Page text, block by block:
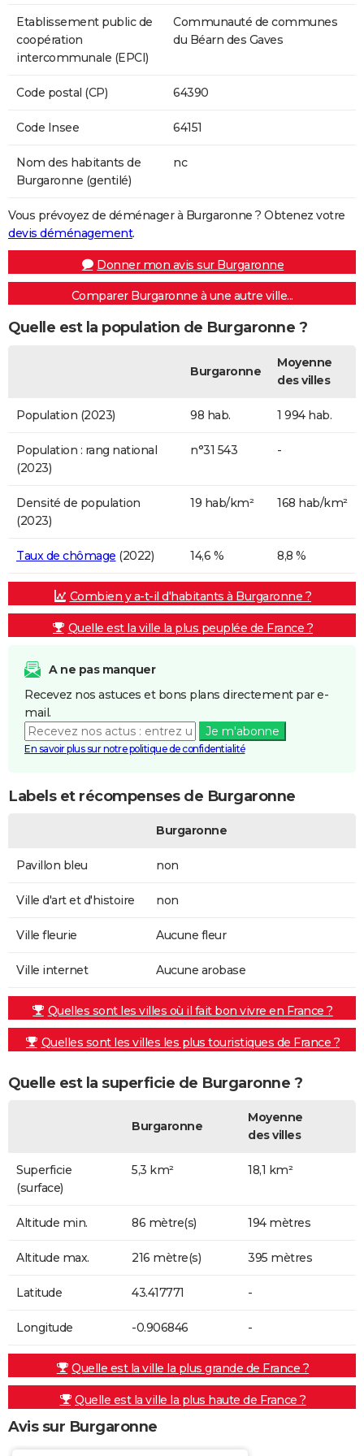
Etablissement public de
coopération
intercommunale (EPCI)
Communauté de communes
du Béarn des Gaves
Code postal (CP) 64390
Code Insee 64151
Nom des habitants de
Burgaronne (gentilé)
nc
Vous prévoyez de déménager à Burgaronne ? Obtenez votre
devis déménagement.
Donner mon avis sur Burgaronne
Comparer Burgaronne à une autre ville...
Quelle est la population de Burgaronne ?
Burgaronne
Moyenne
des villes
Population (2023) 98 hab. 1 994 hab.
Population : rang national
(2023)
n°31 543 -
Densité de population
(2023)
19 hab/km² 168 hab/km²
Taux de chômage (2022) 14,6 % 8,8 %
Combien y a-t-il d'habitants à Burgaronne ?
Quelle est la ville la plus peuplée de France ?
A ne pas manquer
Recevez nos astuces et bons plans directement par e-
mail.
Je m'abonne
En savoir plus sur notre politique de confidentialité
Labels et récompenses de Burgaronne
Burgaronne
Pavillon bleu non
Ville d'art et d'histoire non
Ville fleurie Aucune fleur
Ville internet Aucune arobase
Quelles sont les villes où il fait bon vivre en France ?
Quelles sont les villes les plus touristiques de France ?
Quelle est la superficie de Burgaronne ?
Burgaronne
Moyenne
des villes
Superficie
(surface)
5,3 km² 18,1 km²
Altitude min. 86 mètre(s) 194 mètres
Altitude max. 216 mètre(s) 395 mètres
Latitude 43.417771 -
Longitude -0.906846 -
Quelle est la ville la plus grande de France ?
Quelle est la ville la plus haute de France ?
Avis sur Burgaronne